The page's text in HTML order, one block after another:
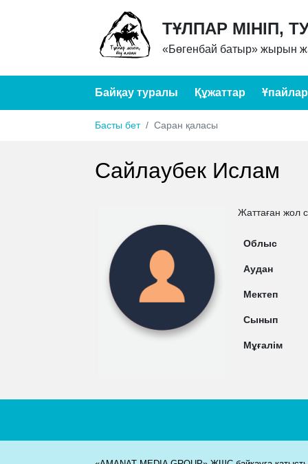
ТҰЛПАР МІНІП,
«Бөгенбай батыр» жырын
Байқау туралы Құжаттар Ұпайлар
Басты бет Саран қаласы
Сайлаубек Ислам
Жаттаған жол
Облыс
Аудан
Мектеп
Сынып
Мұғалім